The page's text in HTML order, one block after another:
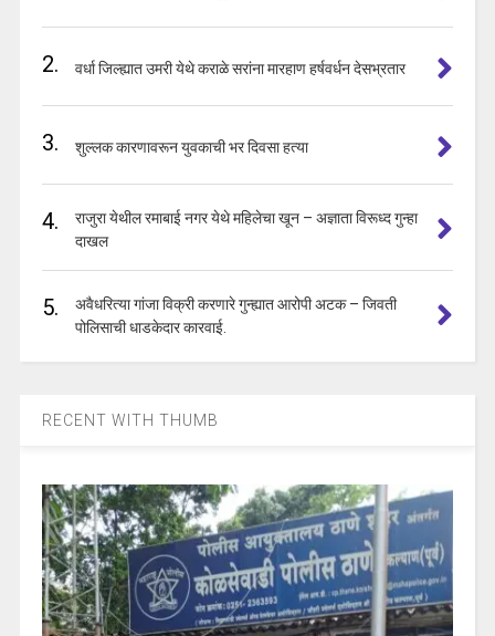
2. वर्धा जिल्ह्यात उमरी येथे कराळे सरांना मारहाण हर्षवर्धन देसभ्रतार
3. शुल्लक कारणावरून युवकाची भर दिवसा हत्या
4.
राजुरा येथील रमाबाई नगर येथे महिलेचा खून – अज्ञाता विरूध्द गुन्हा
दाखल
5.
अवैधरित्या गांजा विक्री करणारे गुन्ह्यात आरोपी अटक – जिवती
पोलिसाची धाडकेदार कारवाई.
RECENT WITH THUMB